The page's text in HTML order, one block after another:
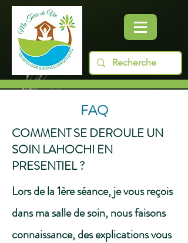
FAQ
COMMENT SE DEROULE UN
SOIN LAHOCHI EN
PRESENTIEL ?
Lors de la 1ère séance, je vous reçois
dans ma salle de soin, nous faisons
connaissance, des explications vous